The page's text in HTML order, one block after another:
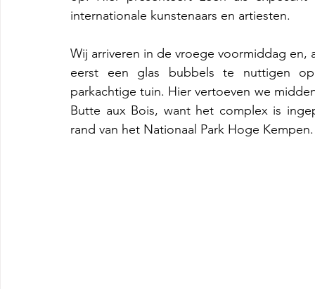
internationale kunstenaars en artiesten.
Wij arriveren in de vroege voormiddag en,
eerst een glas bubbels te nuttigen
parkachtige tuin. Hier vertoeven we
Butte aux Bois, want het complex is
rand van het Nationaal Park Hoge